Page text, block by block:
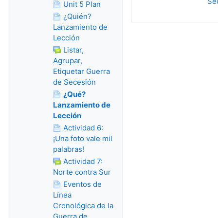
Unit 5 Plan
¿Quién?
Lanzamiento de
Lección
Listar,
Agrupar,
Etiquetar Guerra
de Secesión
¿Qué?
Lanzamiento de
Lección
Actividad 6:
¡Una foto vale mil
palabras!
Actividad 7:
Norte contra Sur
Eventos de
Línea
Cronológica de la